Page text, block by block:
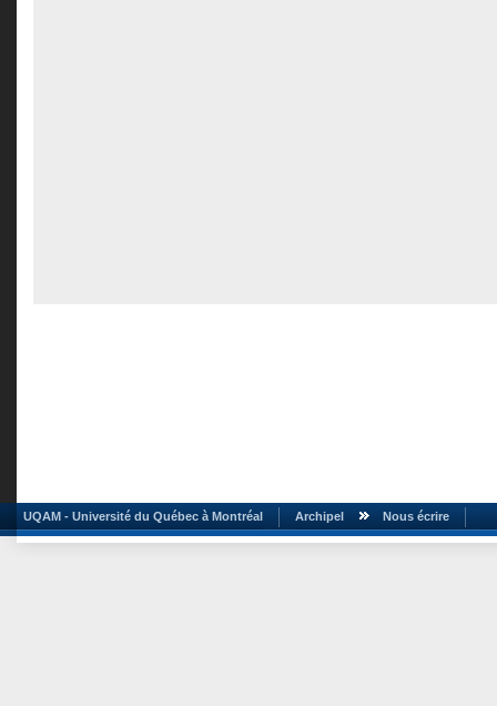
UQAM - Université du Québec à Montréal Archipel Nous écrire